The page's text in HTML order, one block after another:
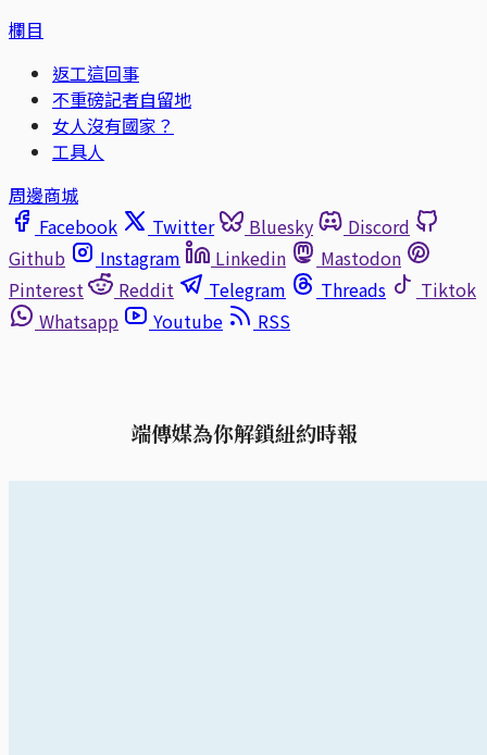
欄目
返工這回事
不重磅記者自留地
女人沒有國家？
工具人
周邊商城
Facebook
Twitter Bluesky
Discord
Github
Instagram Linkedin
Mastodon
Pinterest
Reddit Telegram Threads
Tiktok
Whatsapp
Youtube RSS
端傳媒為你解鎖紐約時報